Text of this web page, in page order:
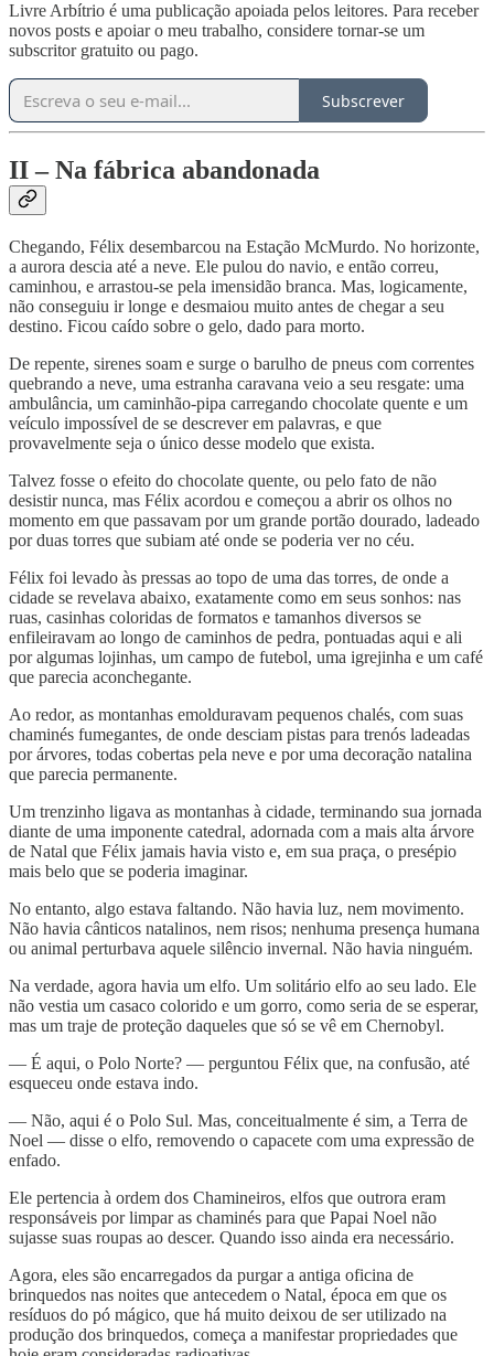
Livre Arbítrio é uma publicação apoiada pelos leitores. Para receber
novos posts e apoiar o meu trabalho, considere tornar-se um
subscritor gratuito ou pago.
Subscrever
II – Na fábrica abandonada
Chegando, Félix desembarcou na Estação McMurdo. No horizonte,
a aurora descia até a neve. Ele pulou do navio, e então correu,
caminhou, e arrastou-se pela imensidão branca. Mas, logicamente,
não conseguiu ir longe e desmaiou muito antes de chegar a seu
destino. Ficou caído sobre o gelo, dado para morto.
De repente, sirenes soam e surge o barulho de pneus com correntes
quebrando a neve, uma estranha caravana veio a seu resgate: uma
ambulância, um caminhão-pipa carregando chocolate quente e um
veículo impossível de se descrever em palavras, e que
provavelmente seja o único desse modelo que exista.
Talvez fosse o efeito do chocolate quente, ou pelo fato de não
desistir nunca, mas Félix acordou e começou a abrir os olhos no
momento em que passavam por um grande portão dourado, ladeado
por duas torres que subiam até onde se poderia ver no céu.
Félix foi levado às pressas ao topo de uma das torres, de onde a
cidade se revelava abaixo, exatamente como em seus sonhos: nas
ruas, casinhas coloridas de formatos e tamanhos diversos se
enfileiravam ao longo de caminhos de pedra, pontuadas aqui e ali
por algumas lojinhas, um campo de futebol, uma igrejinha e um café
que parecia aconchegante.
Ao redor, as montanhas emolduravam pequenos chalés, com suas
chaminés fumegantes, de onde desciam pistas para trenós ladeadas
por árvores, todas cobertas pela neve e por uma decoração natalina
que parecia permanente.
Um trenzinho ligava as montanhas à cidade, terminando sua jornada
diante de uma imponente catedral, adornada com a mais alta árvore
de Natal que Félix jamais havia visto e, em sua praça, o presépio
mais belo que se poderia imaginar.
No entanto, algo estava faltando. Não havia luz, nem movimento.
Não havia cânticos natalinos, nem risos; nenhuma presença humana
ou animal perturbava aquele silêncio invernal. Não havia ninguém.
Na verdade, agora havia um elfo. Um solitário elfo ao seu lado. Ele
não vestia um casaco colorido e um gorro, como seria de se esperar,
mas um traje de proteção daqueles que só se vê em Chernobyl.
— É aqui, o Polo Norte? — perguntou Félix que, na confusão, até
esqueceu onde estava indo.
— Não, aqui é o Polo Sul. Mas, conceitualmente é sim, a Terra de
Noel — disse o elfo, removendo o capacete com uma expressão de
enfado.
Ele pertencia à ordem dos Chamineiros, elfos que outrora eram
responsáveis por limpar as chaminés para que Papai Noel não
sujasse suas roupas ao descer. Quando isso ainda era necessário.
Agora, eles são encarregados da purgar a antiga oficina de
brinquedos nas noites que antecedem o Natal, época em que os
resíduos do pó mágico, que há muito deixou de ser utilizado na
produção dos brinquedos, começa a manifestar propriedades que